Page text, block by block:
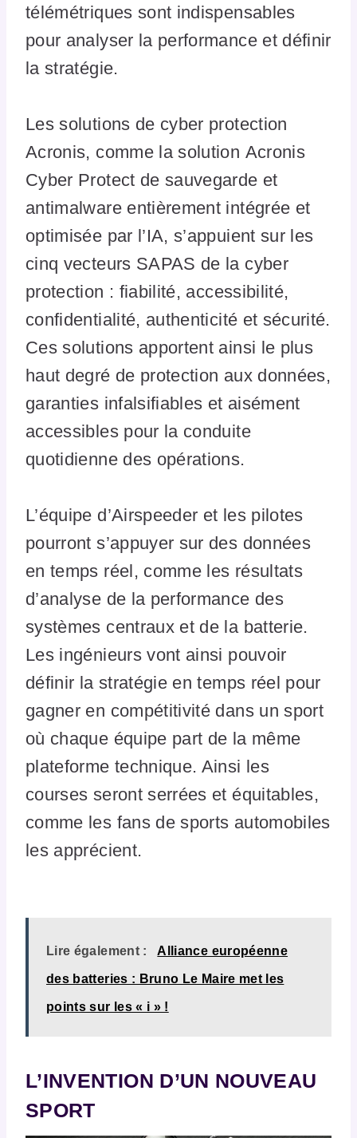
télémétriques sont indispensables
pour analyser la performance et définir
la stratégie.
Les solutions de cyber protection
Acronis, comme la solution Acronis
Cyber Protect de sauvegarde et
antimalware entièrement intégrée et
optimisée par l’IA, s’appuient sur les
cinq vecteurs SAPAS de la cyber
protection : fiabilité, accessibilité,
confidentialité, authenticité et sécurité.
Ces solutions apportent ainsi le plus
haut degré de protection aux données,
garanties infalsifiables et aisément
accessibles pour la conduite
quotidienne des opérations.
L’équipe d’Airspeeder et les pilotes
pourront s’appuyer sur des données
en temps réel, comme les résultats
d’analyse de la performance des
systèmes centraux et de la batterie.
Les ingénieurs vont ainsi pouvoir
définir la stratégie en temps réel pour
gagner en compétitivité dans un sport
où chaque équipe part de la même
plateforme technique. Ainsi les
courses seront serrées et équitables,
comme les fans de sports automobiles
les apprécient.
Lire également : Alliance européenne
des batteries : Bruno Le Maire met les
points sur les « i » !
L’INVENTION D’UN NOUVEAU
SPORT